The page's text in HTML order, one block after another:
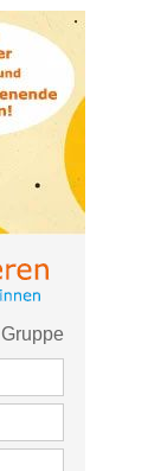
Gruppe